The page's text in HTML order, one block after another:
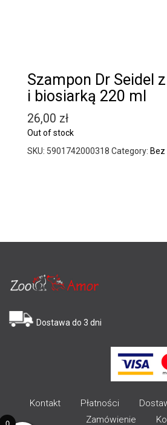
Szampon Dr Seidel
i biosiarką 220 ml
26,00 zł
Out of stock
SKU: 5901742000318 Category:
Dostawa do 3 dni
Kontakt Płatności
Zamówienie